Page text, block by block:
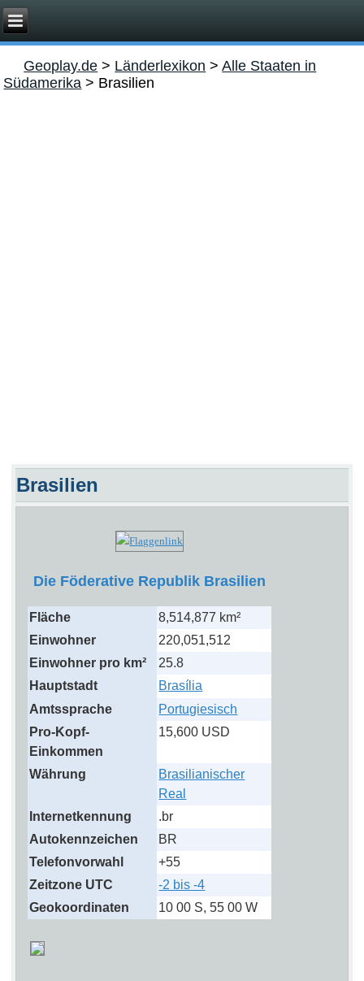
Geoplay.de > Länderlexikon >Alle Staaten in
Südamerika > Brasilien
Brasilien
Die Föderative Republik Brasilien
Fläche
8,514,877 km²
Einwohner
220,051,512
Einwohner pro km²
25.8
Hauptstadt
Brasília
Amtssprache
Portugiesisch
Pro-Kopf-
Einkommen
15,600 USD
Währung
Brasilianischer
Real
Internetkennung
.br
Autokennzeichen
BR
Telefonvorwahl
+55
Zeitzone UTC
-2 bis -4
Geokoordinaten
10 00 S, 55 00 W